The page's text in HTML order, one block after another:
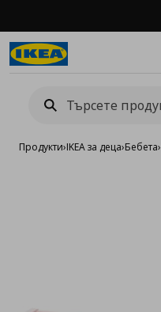
Продукти›IKEA за деца›Бебета›